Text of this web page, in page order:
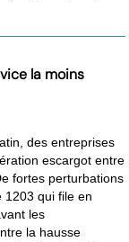
la moins
des entreprises
escargot entre
fortes perturbations
1203 qui file en
les
la hausse